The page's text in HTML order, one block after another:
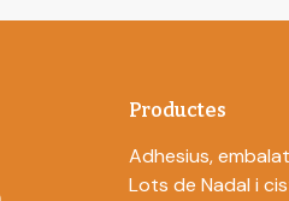
Productes
Adhesius,
Lots de Nadal i